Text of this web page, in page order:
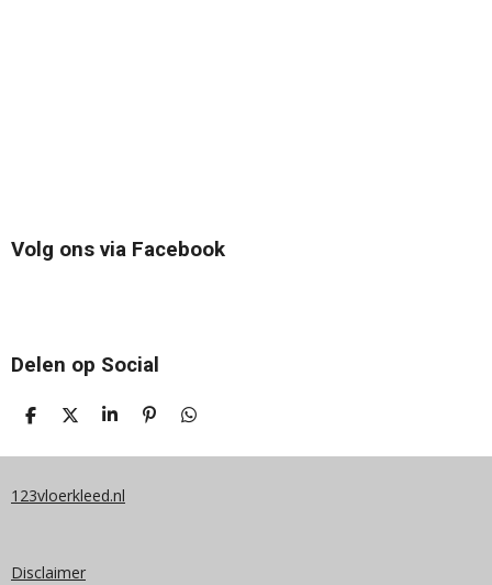
Volg ons via Facebook
Delen op Social
D
L
N
D
E
S
A
E
P
N
D
L
123vloerkleed.nl
Disclaimer